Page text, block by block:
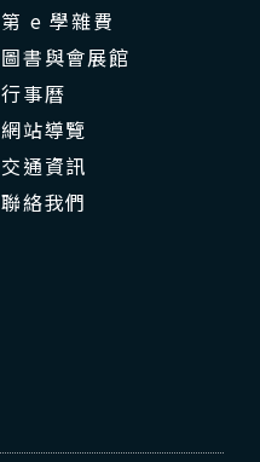
第 e 學雜費
圖書與會展館
行事曆
網站導覽
交通資訊
聯絡我們